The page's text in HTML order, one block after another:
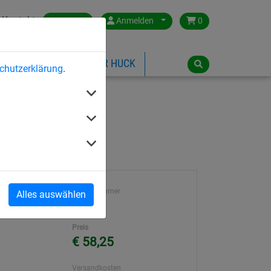
.
Alles auswählen
Kontakt Austria Anmelden 0
ÜBER HUCK
Artikelnummer
404
Preis
€ 58,25
Versandkosten